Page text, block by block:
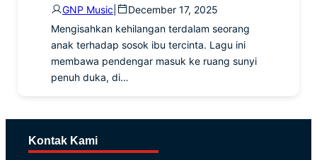
GNP Music
December 17, 2025
Mengisahkan kehilangan terdalam seorang
anak terhadap sosok ibu tercinta. Lagu ini
membawa pendengar masuk ke ruang sunyi
penuh duka, di…
Kontak Kami